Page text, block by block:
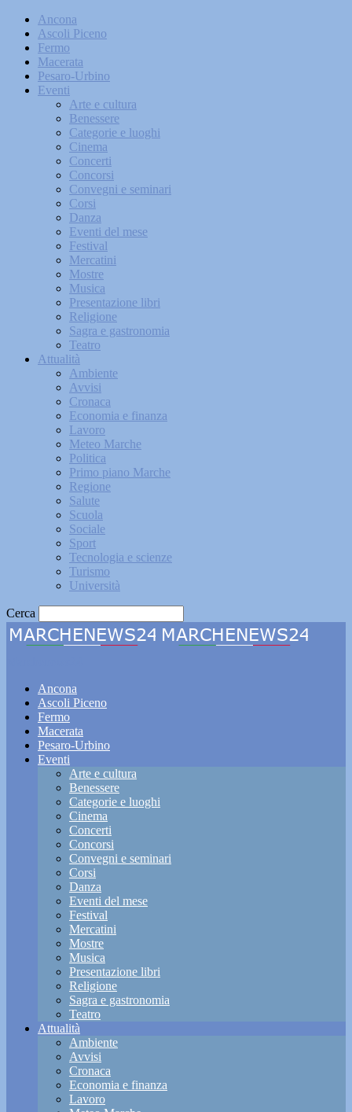
Ancona
Ascoli Piceno
Fermo
Macerata
Pesaro-Urbino
Eventi
Arte e cultura
Benessere
Categorie e luoghi
Cinema
Concerti
Concorsi
Convegni e seminari
Corsi
Danza
Eventi del mese
Festival
Mercatini
Mostre
Musica
Presentazione libri
Religione
Sagra e gastronomia
Teatro
Attualità
Ambiente
Avvisi
Cronaca
Economia e finanza
Lavoro
Meteo Marche
Politica
Primo piano Marche
Regione
Salute
Scuola
Sociale
Sport
Tecnologia e scienze
Turismo
Università
Cerca
Ancona
Ascoli Piceno
Fermo
Macerata
Pesaro-Urbino
Eventi
Arte e cultura
Benessere
Categorie e luoghi
Cinema
Concerti
Concorsi
Convegni e seminari
Corsi
Danza
Eventi del mese
Festival
Mercatini
Mostre
Musica
Presentazione libri
Religione
Sagra e gastronomia
Teatro
Attualità
Ambiente
Avvisi
Cronaca
Economia e finanza
Lavoro